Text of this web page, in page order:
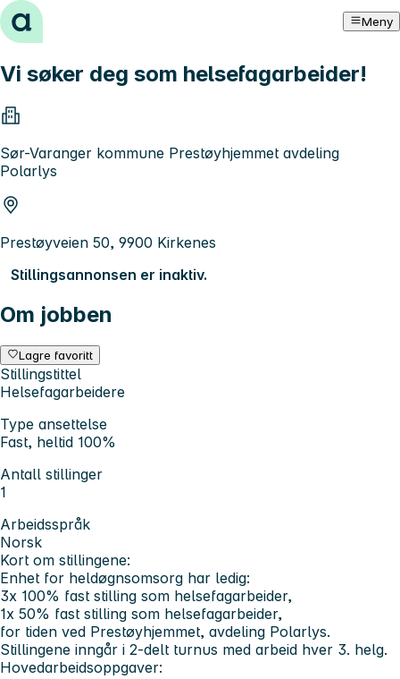
Hopp til innhold Meny
Vi søker deg som helsefagarbeider!
Sør-Varanger kommune Prestøyhjemmet avdeling
Polarlys
Prestøyveien 50, 9900 Kirkenes
Stillingsannonsen er inaktiv.
Om jobben
Lagre favoritt
Stillingstittel
Helsefagarbeidere
Type ansettelse
Fast, heltid 100%
Antall stillinger
1
Arbeidsspråk
Norsk
Kort om stillingene:
Enhet for heldøgnsomsorg har ledig:
3x 100% fast stilling som helsefagarbeider,
1x 50% fast stilling som helsefagarbeider,
for tiden ved Prestøyhjemmet, avdeling Polarlys.
Stillingene inngår i 2-delt turnus med arbeid hver 3. helg.
Hovedarbeidsoppgaver: